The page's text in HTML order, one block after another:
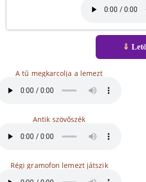
⇓
A tű megkarcolja a lemezt
Antik szövőszék
Régi gramofon lemezt játszik